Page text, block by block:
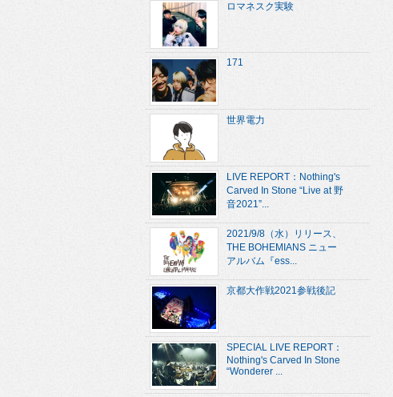
ロマネスク実験
171
世界電力
LIVE REPORT：Nothing's
Carved In Stone “Live at 野
音2021”...
2021/9/8（水）リリース、
THE BOHEMIANS ニュー
アルバム『ess...
京都大作戦2021参戦後記
SPECIAL LIVE REPORT：
Nothing's Carved In Stone
“Wonderer ...